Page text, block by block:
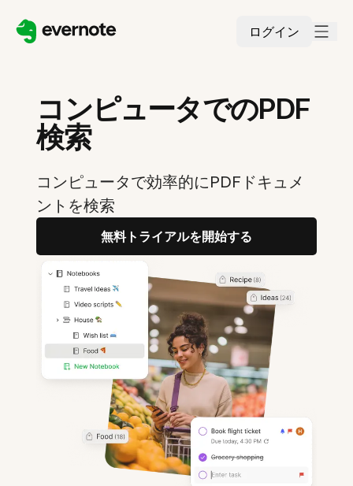
ログイン
コンピュータでのPDF
検索
コンピュータで効率的にPDFドキュメ
ントを検索
無料トライアルを開始する